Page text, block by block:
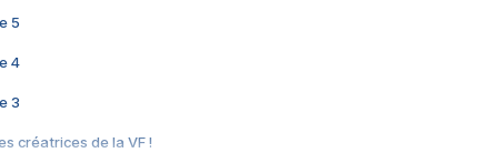
5
4
3
créatrices de la VF !